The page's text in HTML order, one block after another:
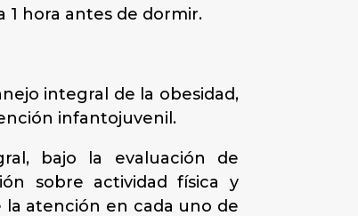
hora antes de dormir.
integral de la obesidad,
infantojuvenil.
bajo la evaluación de
sobre actividad física y
la atención en cada uno de